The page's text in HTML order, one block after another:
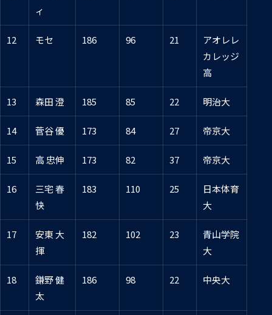
ィ
12 モセ 186 96 21
アオレレ
カレッジ
高
13 森田 澄 185 85 22 明治大
14 菅谷 優 173 84 27 帝京大
15 高 忠伸 173 82 37 帝京大
16
三宅 春
快
183 110 25
日本体育
大
17
安東 大
揮
182 102 23
青山学院
大
18
鎌野 健
太
186 98 22 中央大